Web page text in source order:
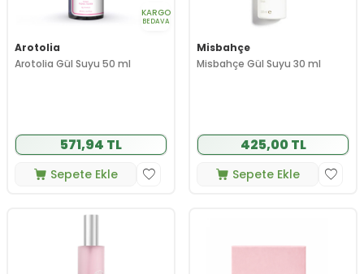
KARGO
BEDAVA
Arotolia
Arotolia Gül Suyu 50 ml
571,94 TL
Sepete Ekle
Misbahçe
Misbahçe Gül Suyu 30 ml
425,00 TL
Sepete Ekle